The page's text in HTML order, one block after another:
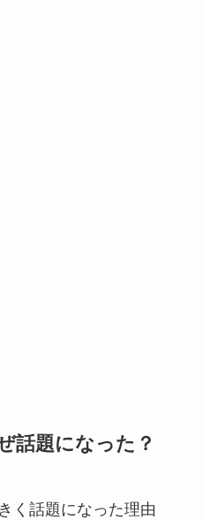
話題になった？
く話題になった理由